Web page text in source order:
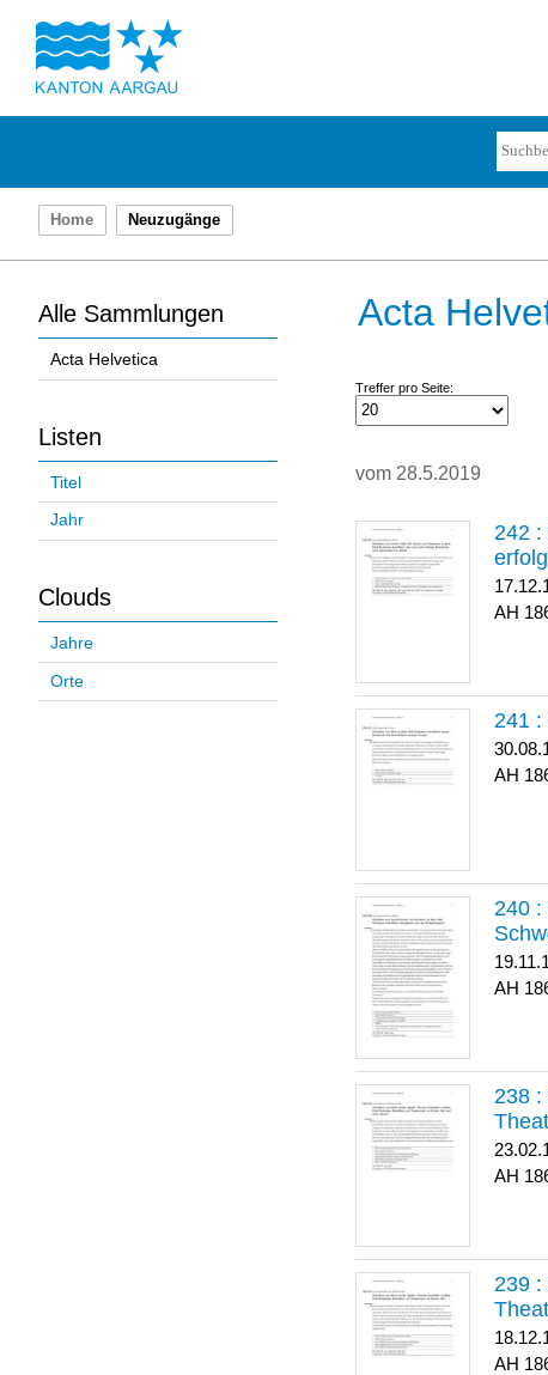
Home Neuzugänge
Alle Sammlungen
Acta Helvetica
Listen
Titel
Jahr
Clouds
Jahre
Orte
Acta
Treffer pro Seite:
vom 28.5.2019
242 :
241 :
240 :
238 :
239 :